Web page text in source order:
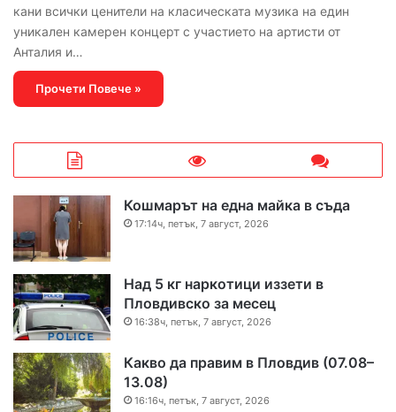
кани всички ценители на класическата музика на един
уникален камерен концерт с участието на артисти от
Анталия и…
Прочети Повече »
Кошмарът на една майка в съда
17:14ч, петък, 7 август, 2026
Над 5 кг наркотици иззети в
Пловдивско за месец
16:38ч, петък, 7 август, 2026
Какво да правим в Пловдив (07.08–
13.08)
16:16ч, петък, 7 август, 2026